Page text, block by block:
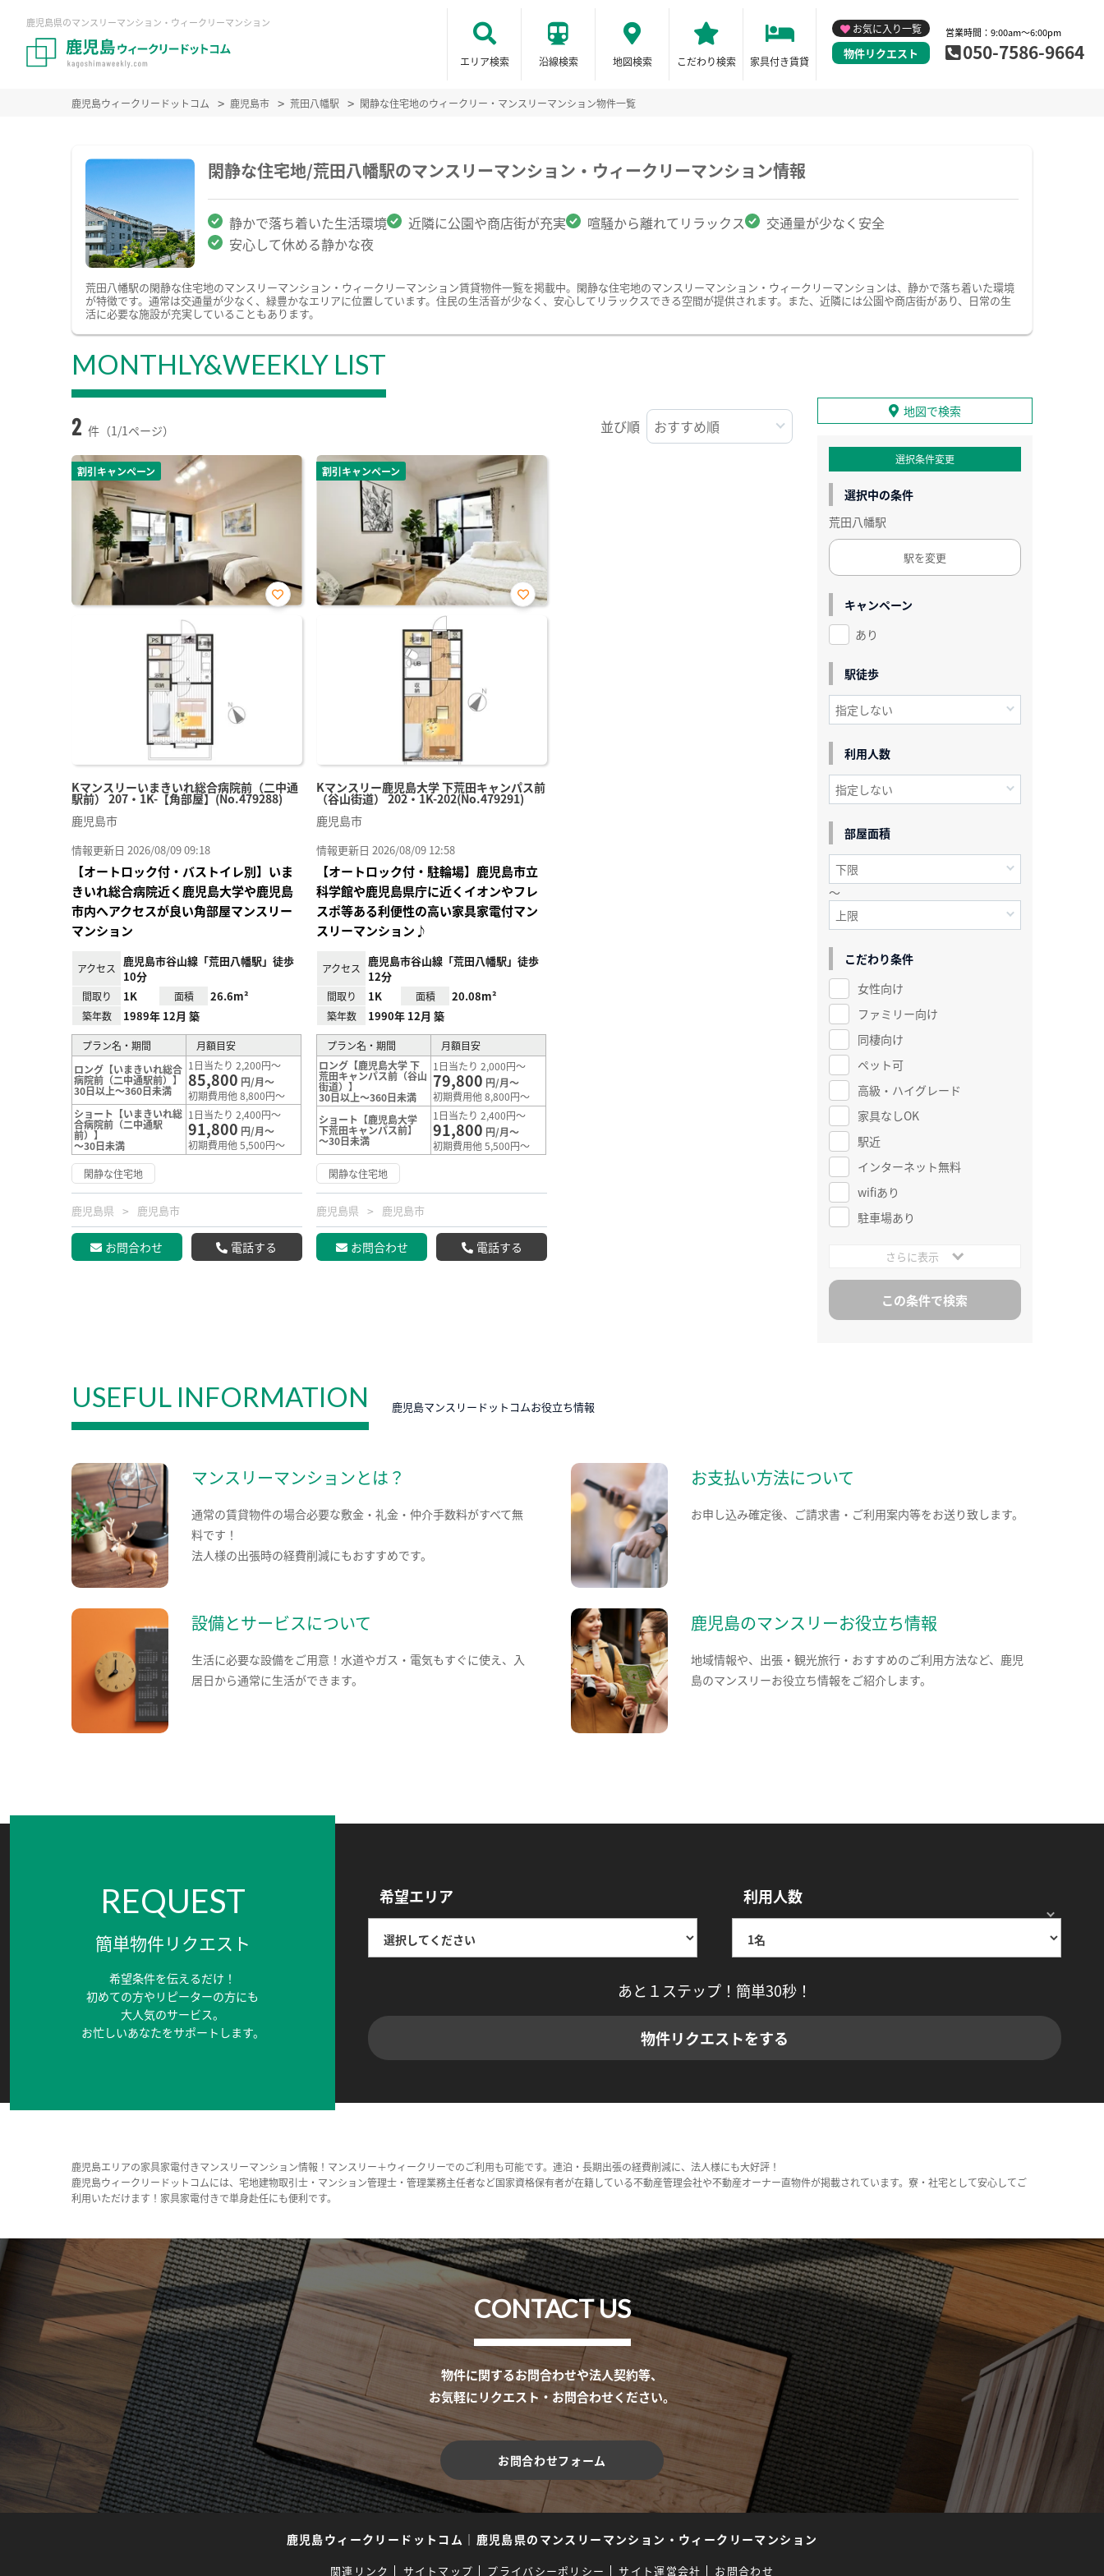
鹿児島県のマンスリーマンション・ウィークリーマンション
エリア検索 沿線検索 地図検索 こだわり検索 家具付き賃貸
お気に入り一覧
物件リクエスト
営業時間：9:00am～6:00pm
050-7586-9664
鹿児島ウィークリードットコム 鹿児島市 荒田八幡駅 閑静な住宅地のウィークリー・マンスリーマンション物件一覧
閑静な住宅地/荒田八幡駅のマンスリーマンション・ウィークリーマンション情報
静かで落ち着いた生活環境 近隣に公園や商店街が充実 喧騒から離れてリラックス
交通量が少なく安全
安心して休める静かな夜
荒田八幡駅の閑静な住宅地のマンスリーマンション・ウィークリーマンション賃貸物件一覧を掲載中。閑静な住宅地のマンスリーマンション・ウィークリーマンションは、静かで落ち着いた環境
が特徴です。通常は交通量が少なく、緑豊かなエリアに位置しています。住民の生活音が少なく、安心してリラックスできる空間が提供されます。また、近隣には公園や商店街があり、日常の生
活に必要な施設が充実していることもあります。
MONTHLY&WEEKLY LIST
2 件（1/1ページ） 並び順
割引キャンペーン
Kマンスリーいまきいれ総合病院前（二中通
駅前） 207・1K-【角部屋】(No.479288)
お気
鹿児島市
情報更新日 2026/08/09 09:18
【オートロック付・バストイレ別】いま
きいれ総合病院近く鹿児島大学や鹿児島
市内へアクセスが良い角部屋マンスリー
マンション
アクセス
鹿児島市谷山線「荒田八幡駅」徒歩
10分
間取り 1K 面積 26.6m²
築年数 1989年 12月 築
プラン名・期間
月額目安
ロング【いまきいれ総合
病院前（二中通駅前）】
30日以上～360日未満
1日当たり 2,200円～
85,800 円/月～
初期費用他 8,800円～
ショート【いまきいれ総
合病院前（二中通駅
前）】
～30日未満
1日当たり 2,400円～
91,800 円/月～
初期費用他 5,500円～
閑静な住宅地
鹿児島県 鹿児島市
お問合わせ 電話する
割引キャンペーン
Kマンスリー鹿児島大学 下荒田キャンパス前
（谷山街道） 202・1K-202(No.479291)
お気
鹿児島市
情報更新日 2026/08/09 12:58
【オートロック付・駐輪場】鹿児島市立
科学館や鹿児島県庁に近くイオンやフレ
スポ等ある利便性の高い家具家電付マン
スリーマンション♪
アクセス
鹿児島市谷山線「荒田八幡駅」徒歩
12分
間取り 1K 面積 20.08m²
築年数 1990年 12月 築
プラン名・期間
月額目安
ロング【鹿児島大学 下
荒田キャンパス前（谷山
街道）】
30日以上～360日未満
1日当たり 2,000円～
79,800 円/月～
初期費用他 8,800円～
ショート【鹿児島大学
下荒田キャンパス前】
～30日未満
1日当たり 2,400円～
91,800 円/月～
初期費用他 5,500円～
閑静な住宅地
鹿児島県 鹿児島市
お問合わせ 電話する
地図で検索
選択条件変更
選択中の条件
荒田八幡駅
駅を変更
キャンペーン
あり
駅徒歩
利用人数
部屋面積
～
こだわり条件
女性向け
ファミリー向け
同棲向け
ペット可
高級・ハイグレード
家具なしOK
駅近
インターネット無料
wifiあり
駐車場あり
さらに表示
USEFUL INFORMATION 鹿児島マンスリードットコムお役立ち情報
マンスリーマンションとは？
通常の賃貸物件の場合必要な敷金・礼金・仲介手数料がすべて無
料です！
法人様の出張時の経費削減にもおすすめです。
お支払い方法について
お申し込み確定後、ご請求書・ご利用案内等をお送り致します。
設備とサービスについて
生活に必要な設備をご用意！水道やガス・電気もすぐに使え、入
居日から通常に生活ができます。
鹿児島のマンスリーお役立ち情報
地域情報や、出張・観光旅行・おすすめのご利用方法など、鹿児
島のマンスリーお役立ち情報をご紹介します。
REQUEST
簡単物件リクエスト
希望条件を伝えるだけ！
初めての方やリピーターの方にも
大人気のサービス。
お忙しいあなたをサポートします。
希望エリア 利用人数
あと１ステップ！簡単30秒！
物件リクエストをする
鹿児島エリアの家具家電付きマンスリーマンション情報！マンスリー＋ウィークリーでのご利用も可能です。連泊・長期出張の経費削減に、法人様にも大好評！
鹿児島ウィークリードットコムには、宅地建物取引士・マンション管理士・管理業務主任者など国家資格保有者が在籍している不動産管理会社や不動産オーナー直物件が掲載されています。寮・社宅として安心してご
利用いただけます！家具家電付きで単身赴任にも便利です。
CONTACT US
物件に関するお問合わせや法人契約等、
お気軽にリクエスト・お問合わせください。
お問合わせフォーム
鹿児島ウィークリードットコム ｜ 鹿児島県のマンスリーマンション・ウィークリーマンション
関連リンク サイトマップ プライバシーポリシー サイト運営会社 お問合わせ